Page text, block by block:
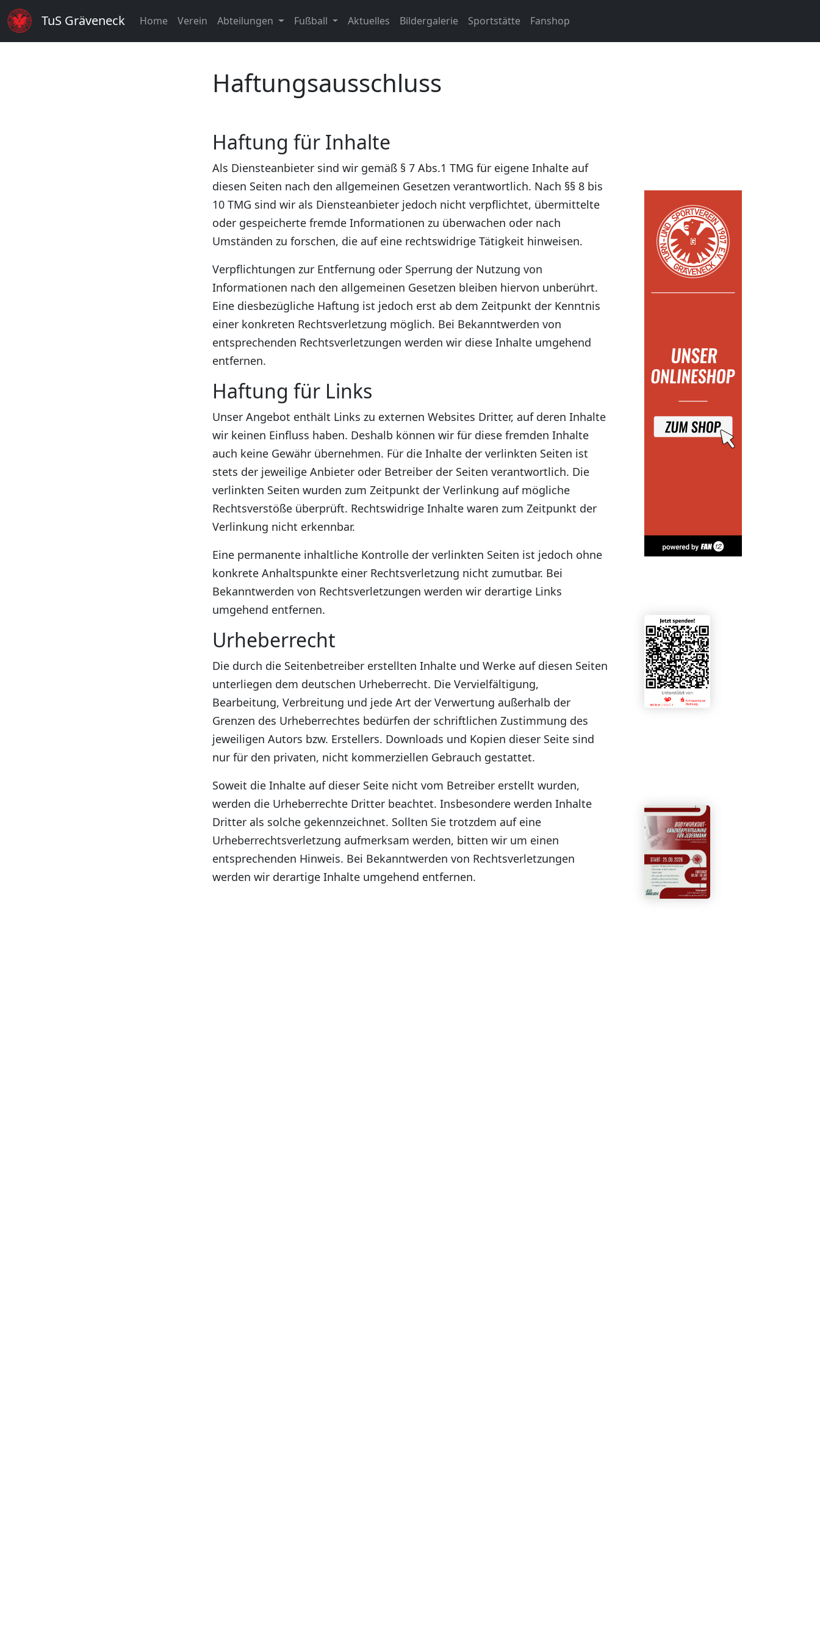
TuS Gräveneck Home Verein Abteilungen Fußball Aktuelles Bildergalerie Sportstätte Fanshop
Haftungsausschluss
Haftung für Inhalte
Als Diensteanbieter sind wir gemäß § 7 Abs.1 TMG für eigene Inhalte auf
diesen Seiten nach den allgemeinen Gesetzen verantwortlich. Nach §§ 8 bis
10 TMG sind wir als Diensteanbieter jedoch nicht verpflichtet, übermittelte
oder gespeicherte fremde Informationen zu überwachen oder nach
Umständen zu forschen, die auf eine rechtswidrige Tätigkeit hinweisen.
Verpflichtungen zur Entfernung oder Sperrung der Nutzung von
Informationen nach den allgemeinen Gesetzen bleiben hiervon unberührt.
Eine diesbezügliche Haftung ist jedoch erst ab dem Zeitpunkt der Kenntnis
einer konkreten Rechtsverletzung möglich. Bei Bekanntwerden von
entsprechenden Rechtsverletzungen werden wir diese Inhalte umgehend
entfernen.
Haftung für Links
Unser Angebot enthält Links zu externen Websites Dritter, auf deren Inhalte
wir keinen Einfluss haben. Deshalb können wir für diese fremden Inhalte
auch keine Gewähr übernehmen. Für die Inhalte der verlinkten Seiten ist
stets der jeweilige Anbieter oder Betreiber der Seiten verantwortlich. Die
verlinkten Seiten wurden zum Zeitpunkt der Verlinkung auf mögliche
Rechtsverstöße überprüft. Rechtswidrige Inhalte waren zum Zeitpunkt der
Verlinkung nicht erkennbar.
Eine permanente inhaltliche Kontrolle der verlinkten Seiten ist jedoch ohne
konkrete Anhaltspunkte einer Rechtsverletzung nicht zumutbar. Bei
Bekanntwerden von Rechtsverletzungen werden wir derartige Links
umgehend entfernen.
Urheberrecht
Die durch die Seitenbetreiber erstellten Inhalte und Werke auf diesen Seiten
unterliegen dem deutschen Urheberrecht. Die Vervielfältigung,
Bearbeitung, Verbreitung und jede Art der Verwertung außerhalb der
Grenzen des Urheberrechtes bedürfen der schriftlichen Zustimmung des
jeweiligen Autors bzw. Erstellers. Downloads und Kopien dieser Seite sind
nur für den privaten, nicht kommerziellen Gebrauch gestattet.
Soweit die Inhalte auf dieser Seite nicht vom Betreiber erstellt wurden,
werden die Urheberrechte Dritter beachtet. Insbesondere werden Inhalte
Dritter als solche gekennzeichnet. Sollten Sie trotzdem auf eine
Urheberrechtsverletzung aufmerksam werden, bitten wir um einen
entsprechenden Hinweis. Bei Bekanntwerden von Rechtsverletzungen
werden wir derartige Inhalte umgehend entfernen.